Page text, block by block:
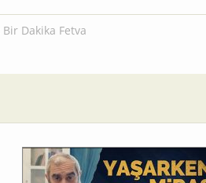
Bir Dakika Fetva